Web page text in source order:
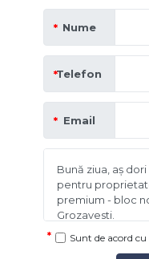
Nume
Telefon
Email
Sunt de acord cu